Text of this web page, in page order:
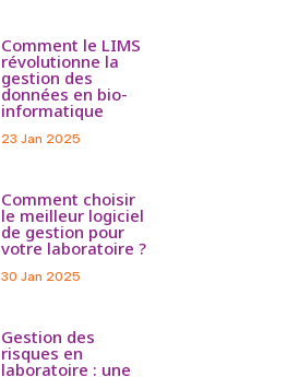
Comment le LIMS
révolutionne la
gestion des
données en bio-
informatique
23 Jan 2025
Comment choisir
le meilleur logiciel
de gestion pour
votre laboratoire ?
30 Jan 2025
Gestion des
risques en
laboratoire : une